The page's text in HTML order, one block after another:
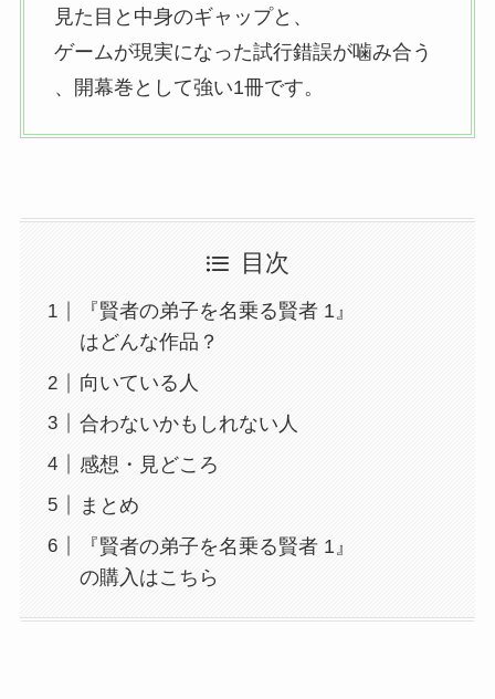
見た目と中身のギャップと、
ゲームが現実になった試行錯誤が噛み合う
、
開幕巻として強い1冊です。
目次
『賢者の弟子を名乗る賢者 1』
はどんな作品？
向いている人
合わないかもしれない人
感想・見どころ
まとめ
『賢者の弟子を名乗る賢者 1』
の購入はこちら